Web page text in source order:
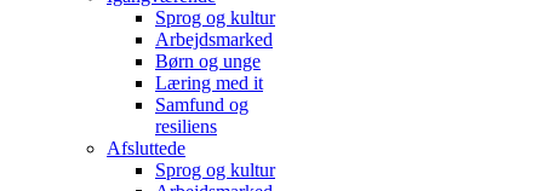
Sprog og kultur
Arbejdsmarked
Børn og unge
Læring med it
Samfund og
resiliens
Afsluttede
Sprog og kultur